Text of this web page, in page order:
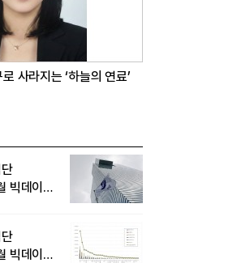
사라지는 ‘하늘의 연료’
빅데이터
빅데이터